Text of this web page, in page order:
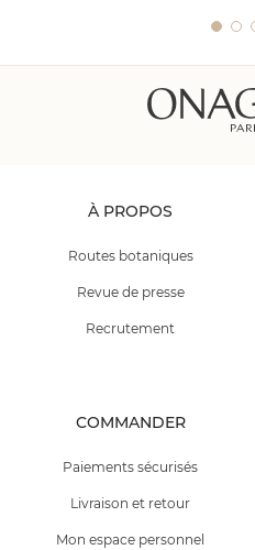
À PROPOS
Routes botaniques
Revue de presse
Recrutement
COMMANDER
Paiements sécurisés
Livraison et retour
Mon espace personnel